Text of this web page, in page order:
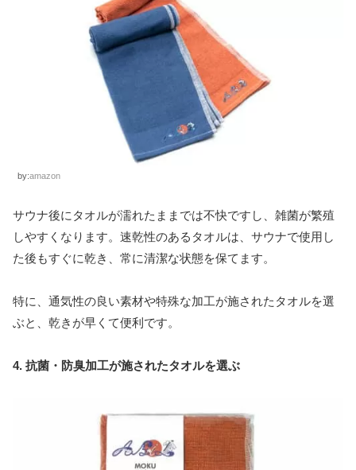
by:amazon
サウナ後にタオルが濡れたままでは不快ですし、雑菌が繁殖
しやすくなります。速乾性のあるタオルは、サウナで使用し
た後もすぐに乾き、常に清潔な状態を保てます。
特に、通気性の良い素材や特殊な加工が施されたタオルを選
ぶと、乾きが早くて便利です。
4. 抗菌・防臭加工が施されたタオルを選ぶ